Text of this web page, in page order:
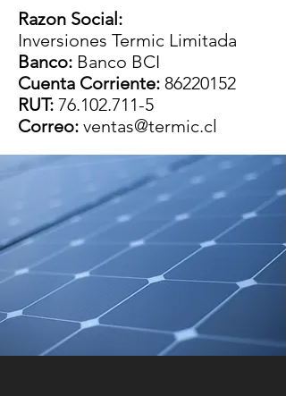
Razon Social:
Inversiones Termic Limitada
Banco: Banco BCI
Cuenta Corriente: 86220152
RUT: 76.102.711-5
Correo: ventas@termic.cl